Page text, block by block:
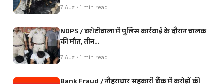
7 Aug • 1 min read
NDPS / बरोटीवाला में पुलिस कार्रवाई के दौरान चालक
की मौत, तीन…
7 Aug • 1 min read